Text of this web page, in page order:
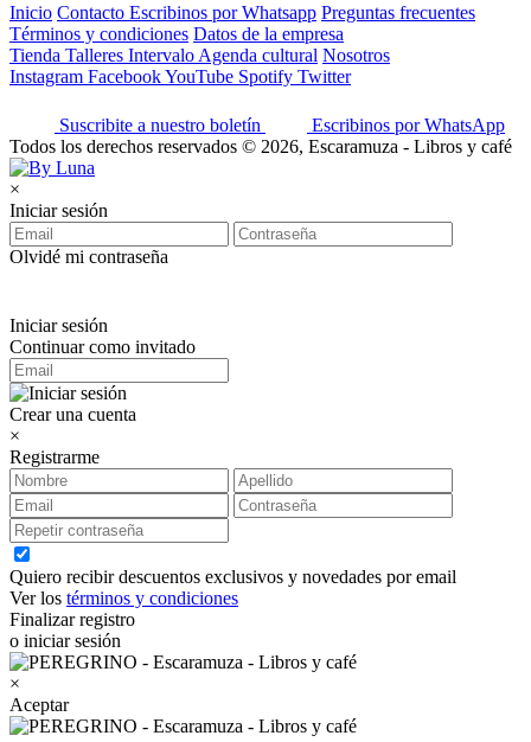
Inicio Contacto Escribinos por Whatsapp Preguntas frecuentes
Términos y condiciones Datos de la empresa
Tienda Talleres Intervalo Agenda cultural Nosotros
Instagram FacebookYouTube Spotify Twitter
Suscribite a nuestro boletín
Escribinos por WhatsApp
Todos los derechos reservados © 2026, Escaramuza - Libros y café
×
Iniciar sesión
Olvidé mi contraseña
Iniciar sesión
Continuar como invitado
Crear una cuenta
×
Registrarme
Quiero recibir descuentos exclusivos y novedades por email
Ver los términos y condiciones
Finalizar registro
o iniciar sesión
×
Aceptar